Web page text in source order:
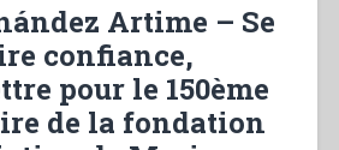
Artime – Se
confiance,
pour le 150ème
de la fondation